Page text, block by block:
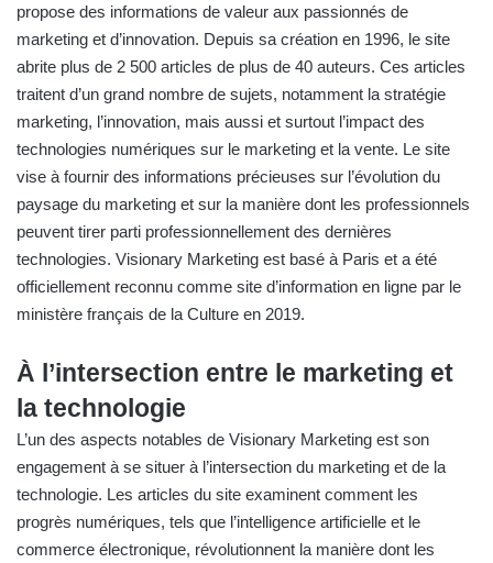
propose des informations de valeur aux passionnés de
marketing et d’innovation. Depuis sa création en 1996, le site
abrite plus de 2 500 articles de plus de 40 auteurs. Ces articles
traitent d’un grand nombre de sujets, notamment la stratégie
marketing, l’innovation, mais aussi et surtout l’impact des
technologies numériques sur le marketing et la vente. Le site
vise à fournir des informations précieuses sur l’évolution du
paysage du marketing et sur la manière dont les professionnels
peuvent tirer parti professionnellement des dernières
technologies. Visionary Marketing est basé à Paris et a été
officiellement reconnu comme site d’information en ligne par le
ministère français de la Culture en 2019.
À l’intersection entre le marketing et
la technologie
L’un des aspects notables de Visionary Marketing est son
engagement à se situer à l’intersection du marketing et de la
technologie. Les articles du site examinent comment les
progrès numériques, tels que l’intelligence artificielle et le
commerce électronique, révolutionnent la manière dont les